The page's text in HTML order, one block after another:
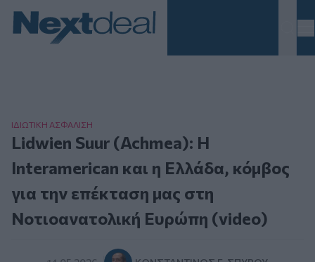
ΙΔΙΩΤΙΚΗ ΑΣΦAΛΙΣΗ
Lidwien Suur (Achmea): Η
Interamerican και η Ελλάδα, κόμβος
για την επέκταση μας στη
Νοτιοανατολική Ευρώπη (video)